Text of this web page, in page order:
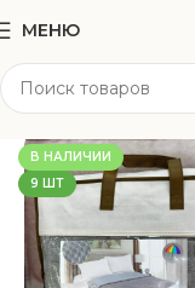
МЕНЮ
Текстиль
В НАЛИЧИИ
9 ШТ